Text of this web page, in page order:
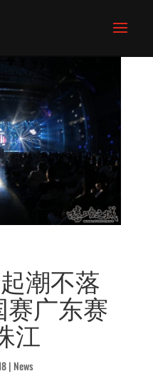
起潮不落
赛广东赛
江
| News